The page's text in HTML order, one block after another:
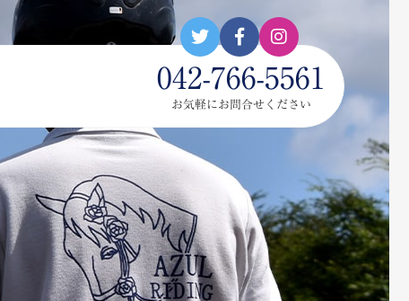
042-766-5561
お気軽にお問合せください